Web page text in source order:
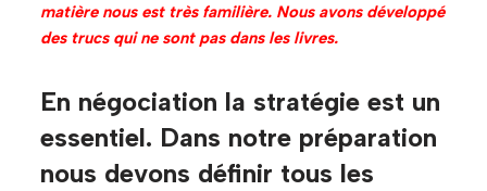
matière nous est très familière. Nous avons développé
des trucs qui ne sont pas dans les livres.
En négociation la stratégie est un
essentiel. Dans notre préparation
nous devons définir tous les